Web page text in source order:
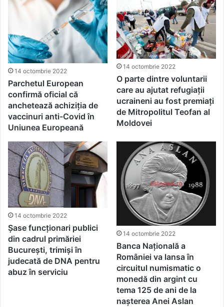
14 octombrie 2022
Parchetul European
confirmă oficial că
anchetează achiziția de
vaccinuri anti-Covid în
Uniunea Europeană
14 octombrie 2022
O parte dintre voluntarii
care au ajutat refugiații
ucraineni au fost premiați
de Mitropolitul Teofan al
Moldovei
14 octombrie 2022
Șase funcționari publici
din cadrul primăriei
București, trimiși în
judecată de DNA pentru
abuz în serviciu
14 octombrie 2022
Banca Naţională a
României va lansa în
circuitul numismatic o
monedă din argint cu
tema 125 de ani de la
nașterea Anei Aslan